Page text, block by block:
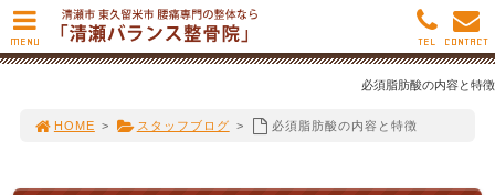
必須脂肪酸の内容と特徴
HOME > スタッフブログ > 必須脂肪酸の内容と特徴
MENU CONTACT
TEL